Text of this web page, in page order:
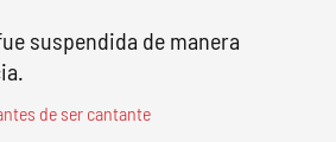
suspendida de manera
de ser cantante